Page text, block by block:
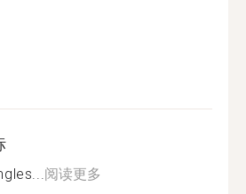
阅读更多